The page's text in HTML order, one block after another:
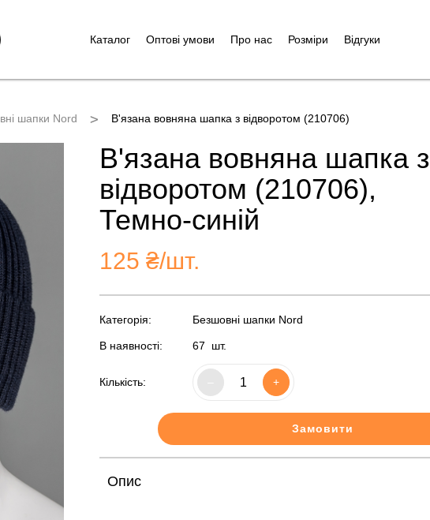
Каталог Оптові умови Про нас Розміри Відгуки
шапки Nord В'язана вовняна шапка з відворотом (210706)
В'язана вовняна шапка з
відворотом (210706),
Темно-синій
125 ₴/шт.
Категорія: Безшовні шапки Nord
В наявності: 67 шт.
Кількість: +
Замовити
Опис